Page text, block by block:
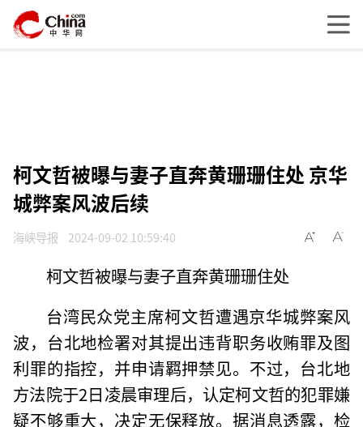
柯文哲被曝与妻子直奔黄珊珊住处 京华
城弊案风波后续
海峡导报 2024-09-02 10:59:40
柯文哲被曝与妻子直奔黄珊珊住处
台湾民众党主席柯文哲遭遇京华城弊案风
波，台北地检署对其提出违背职务收贿罪及图
利罪的指控，并申请羁押禁见。不过，台北地
方法院于2日凌晨审理后，认定柯文哲的犯罪嫌
疑不够重大，决定无保释放。据消息透露，检